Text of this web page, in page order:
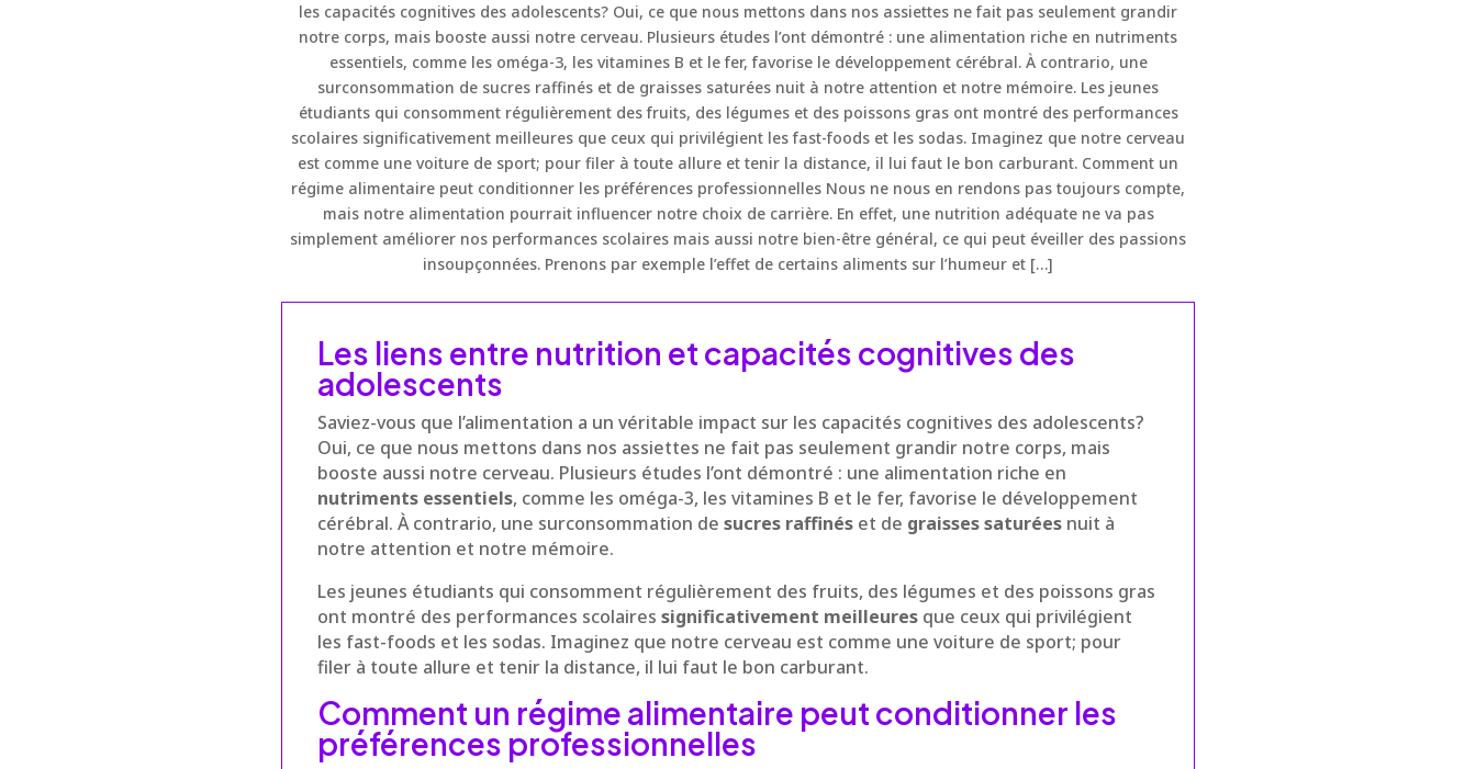
les capacités cognitives des adolescents? Oui, ce que nous mettons dans nos assiettes ne fait pas seulement grandir
notre corps, mais booste aussi notre cerveau. Plusieurs études l’ont démontré : une alimentation riche en nutriments
essentiels, comme les oméga-3, les vitamines B et le fer, favorise le développement cérébral. À contrario, une
surconsommation de sucres raffinés et de graisses saturées nuit à notre attention et notre mémoire. Les jeunes
étudiants qui consomment régulièrement des fruits, des légumes et des poissons gras ont montré des performances
scolaires significativement meilleures que ceux qui privilégient les fast-foods et les sodas. Imaginez que notre cerveau
est comme une voiture de sport; pour filer à toute allure et tenir la distance, il lui faut le bon carburant. Comment un
régime alimentaire peut conditionner les préférences professionnelles Nous ne nous en rendons pas toujours compte,
mais notre alimentation pourrait influencer notre choix de carrière. En effet, une nutrition adéquate ne va pas
simplement améliorer nos performances scolaires mais aussi notre bien-être général, ce qui peut éveiller des passions
insoupçonnées. Prenons par exemple l’effet de certains aliments sur l’humeur et […]
Les liens entre nutrition et capacités cognitives des
adolescents
Saviez-vous que l’alimentation a un véritable impact sur les capacités cognitives des adolescents?
Oui, ce que nous mettons dans nos assiettes ne fait pas seulement grandir notre corps, mais
booste aussi notre cerveau. Plusieurs études l’ont démontré : une alimentation riche en
nutriments essentiels, comme les oméga-3, les vitamines B et le fer, favorise le développement
cérébral. À contrario, une surconsommation de sucres raffinés et de graisses saturées nuit à
notre attention et notre mémoire.
Les jeunes étudiants qui consomment régulièrement des fruits, des légumes et des poissons gras
ont montré des performances scolaires significativement meilleures que ceux qui privilégient
les fast-foods et les sodas. Imaginez que notre cerveau est comme une voiture de sport; pour
filer à toute allure et tenir la distance, il lui faut le bon carburant.
Comment un régime alimentaire peut conditionner les
préférences professionnelles